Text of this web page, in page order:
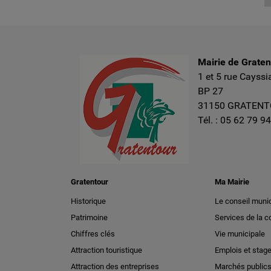
Mairie de
1 et 5 rue
BP 27
31150
Tél. : 05 62 79
Gratentour
Historique
Patrimoine
Chiffres clés
Attraction touristique
Attraction des entreprises
Ma Mairie
Le conseil
Services de la
Vie municipale
Emplois et
Marchés publics